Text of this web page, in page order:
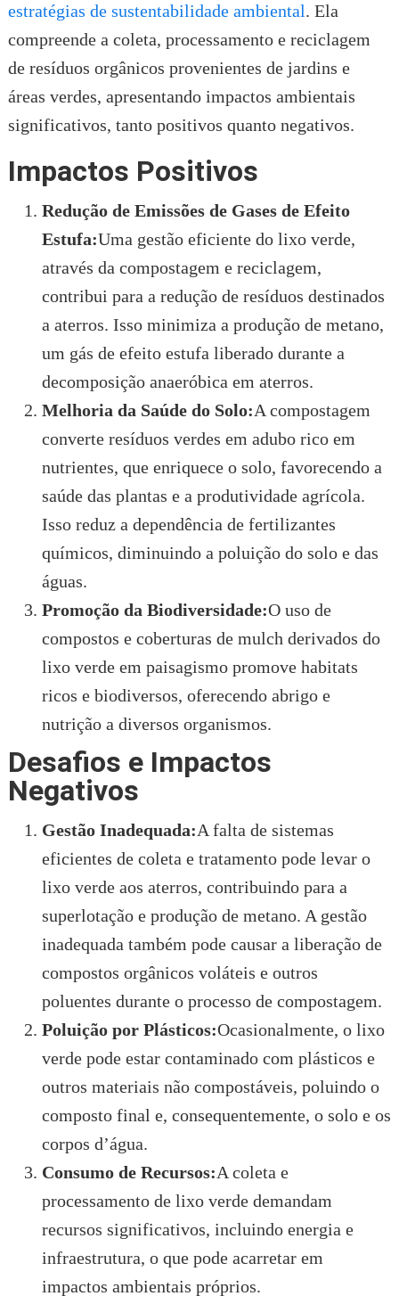
estratégias de sustentabilidade ambiental. Ela
compreende a coleta, processamento e reciclagem
de resíduos orgânicos provenientes de jardins e
áreas verdes, apresentando impactos ambientais
significativos, tanto positivos quanto negativos.
Impactos Positivos
Redução de Emissões de Gases de Efeito
Estufa:Uma gestão eficiente do lixo verde,
através da compostagem e reciclagem,
contribui para a redução de resíduos destinados
a aterros. Isso minimiza a produção de metano,
um gás de efeito estufa liberado durante a
decomposição anaeróbica em aterros.
Melhoria da Saúde do Solo:A compostagem
converte resíduos verdes em adubo rico em
nutrientes, que enriquece o solo, favorecendo a
saúde das plantas e a produtividade agrícola.
Isso reduz a dependência de fertilizantes
químicos, diminuindo a poluição do solo e das
águas.
Promoção da Biodiversidade:O uso de
compostos e coberturas de mulch derivados do
lixo verde em paisagismo promove habitats
ricos e biodiversos, oferecendo abrigo e
nutrição a diversos organismos.
Desafios e Impactos
Negativos
Gestão Inadequada:A falta de sistemas
eficientes de coleta e tratamento pode levar o
lixo verde aos aterros, contribuindo para a
superlotação e produção de metano. A gestão
inadequada também pode causar a liberação de
compostos orgânicos voláteis e outros
poluentes durante o processo de compostagem.
Poluição por Plásticos:Ocasionalmente, o lixo
verde pode estar contaminado com plásticos e
outros materiais não compostáveis, poluindo o
composto final e, consequentemente, o solo e os
corpos d’água.
Consumo de Recursos:A coleta e
processamento de lixo verde demandam
recursos significativos, incluindo energia e
infraestrutura, o que pode acarretar em
impactos ambientais próprios.